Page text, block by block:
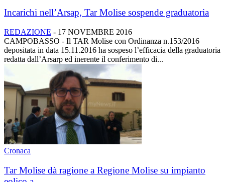
Incarichi nell’Arsap, Tar Molise sospende graduatoria
REDAZIONE - 17 NOVEMBRE 2016
CAMPOBASSO - Il TAR Molise con Ordinanza n.153/2016
depositata in data 15.11.2016 ha sospeso l’efficacia della graduatoria
redatta dall’Arsarp ed inerente il conferimento di...
Cronaca
Tar Molise dà ragione a Regione Molise su impianto